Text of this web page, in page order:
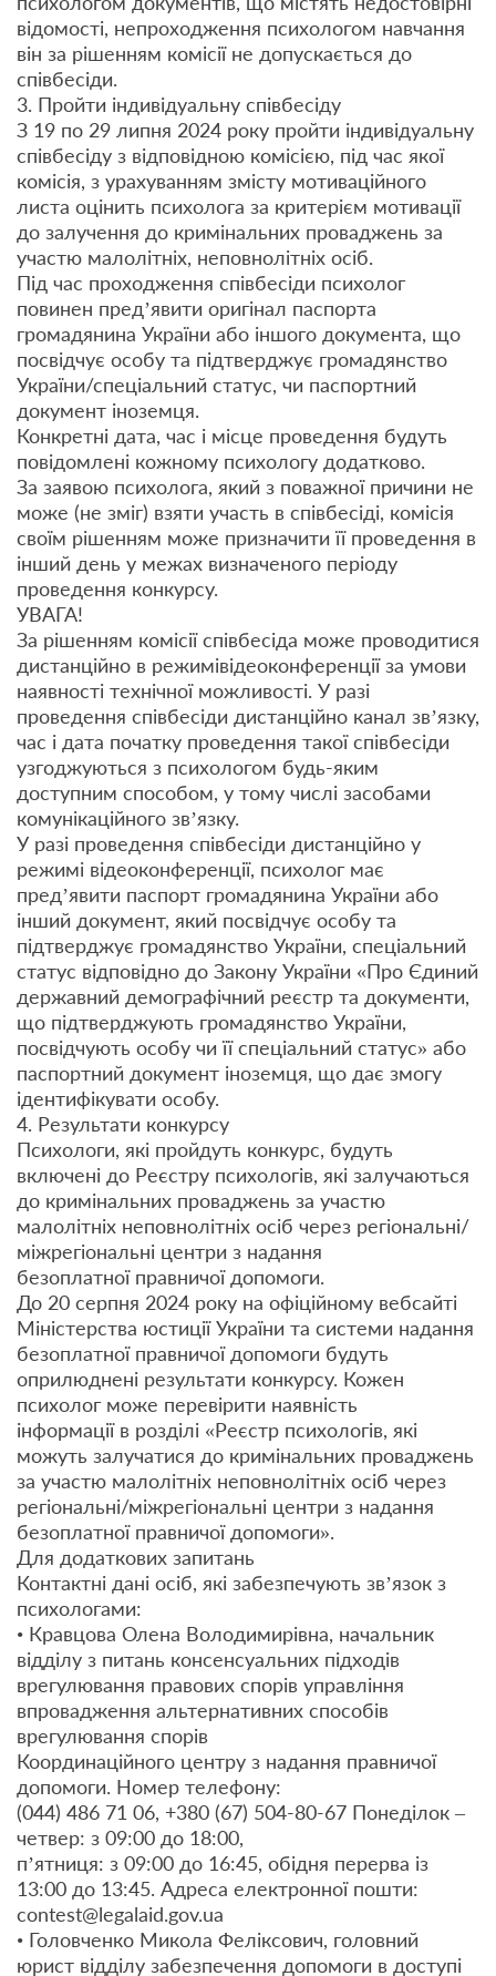
відомості, непроходження психологом навчання
він за рішенням комісії не допускається до
співбесіди.
3. Пройти індивідуальну співбесіду
З 19 по 29 липня 2024 року пройти індивідуальну
співбесіду з відповідною комісією, під час якої
комісія, з урахуванням змісту мотиваційного
листа оцінить психолога за критерієм мотивації
до залучення до кримінальних проваджень за
участю малолітніх, неповнолітніх осіб.
Під час проходження співбесіди психолог
повинен пред’явити оригінал паспорта
громадянина України або іншого документа, що
посвідчує особу та підтверджує громадянство
України/спеціальний статус, чи паспортний
документ іноземця.
Конкретні дата, час і місце проведення будуть
повідомлені кожному психологу додатково.
За заявою психолога, який з поважної причини не
може (не зміг) взяти участь в співбесіді, комісія
своїм рішенням може призначити її проведення в
інший день у межах визначеного періоду
проведення конкурсу.
УВАГА!
За рішенням комісії співбесіда може проводитися
дистанційно в режимівідеоконференції за умови
наявності технічної можливості. У разі
проведення співбесіди дистанційно канал зв’язку,
час і дата початку проведення такої співбесіди
узгоджуються з психологом будь-яким
доступним способом, у тому числі засобами
комунікаційного зв’язку.
У разі проведення співбесіди дистанційно у
режимі відеоконференції, психолог має
пред’явити паспорт громадянина України або
інший документ, який посвідчує особу та
підтверджує громадянство України, спеціальний
статус відповідно до Закону України «Про Єдиний
державний демографічний реєстр та документи,
що підтверджують громадянство України,
посвідчують особу чи її спеціальний статус» або
паспортний документ іноземця, що дає змогу
ідентифікувати особу.
4. Результати конкурсу
Психологи, які пройдуть конкурс, будуть
включені до Реєстру психологів, які залучаються
до кримінальних проваджень за участю
малолітніх неповнолітніх осіб через регіональні/
міжрегіональні центри з надання
безоплатної правничої допомоги.
До 20 серпня 2024 року на офіційному вебсайті
Міністерства юстиції України та системи надання
безоплатної правничої допомоги будуть
оприлюднені результати конкурсу. Кожен
психолог може перевірити наявність
інформації в розділі «Реєстр психологів, які
можуть залучатися до кримінальних проваджень
за участю малолітніх неповнолітніх осіб через
регіональні/міжрегіональні центри з надання
безоплатної правничої допомоги».
Для додаткових запитань
Контактні дані осіб, які забезпечують зв’язок з
психологами:
• Кравцова Олена Володимирівна, начальник
відділу з питань консенсуальних підходів
врегулювання правових спорів управління
впровадження альтернативних способів
врегулювання спорів
Координаційного центру з надання правничої
допомоги. Номер телефону:
(044) 486 71 06, +380 (67) 504-80-67 Понеділок –
четвер: з 09:00 до 18:00,
п’ятниця: з 09:00 до 16:45, обідня перерва із
13:00 до 13:45. Адреса електронної пошти:
contest@legalaid.gov.ua
• Головченко Микола Феліксович, головний
юрист відділу забезпечення допомоги в доступі